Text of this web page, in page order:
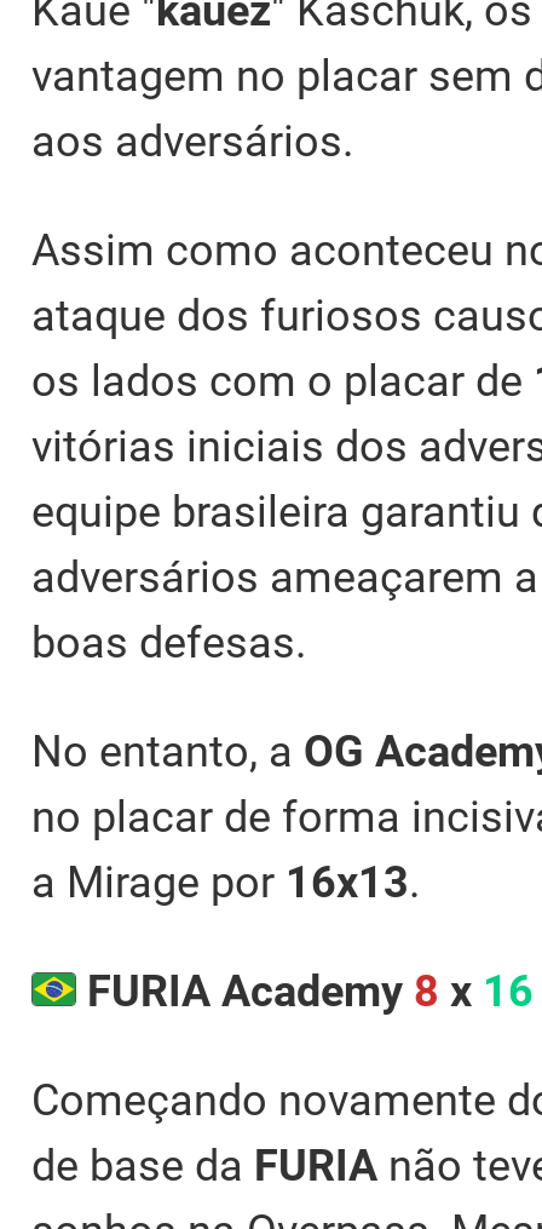
Kaue "kauez" Kaschuk,
vantagem no placar sem
aos adversários.
Assim como aconteceu
ataque dos furiosos
os lados com o placar de
vitórias iniciais dos
equipe brasileira
adversários ameaçarem
boas defesas.
No entanto, a OG
no placar de forma
a Mirage por 16x13.
FURIA Academy 8 x 16
Começando novamente
de base da FURIA não